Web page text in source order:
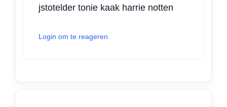
jstotelder tonie kaak harrie notten
Login om te reageren